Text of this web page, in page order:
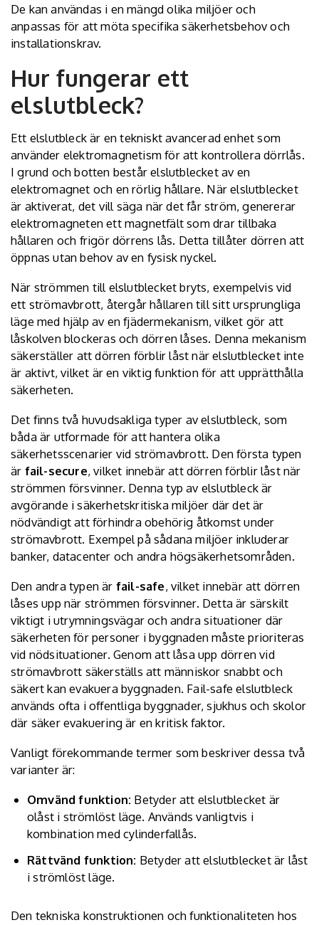
De kan användas i en mängd olika miljöer och
anpassas för att möta specifika säkerhetsbehov och
installationskrav.
Hur fungerar ett
elslutbleck?
Ett elslutbleck är en tekniskt avancerad enhet som
använder elektromagnetism för att kontrollera dörrlås.
I grund och botten består elslutblecket av en
elektromagnet och en rörlig hållare. När elslutblecket
är aktiverat, det vill säga när det får ström, genererar
elektromagneten ett magnetfält som drar tillbaka
hållaren och frigör dörrens lås. Detta tillåter dörren att
öppnas utan behov av en fysisk nyckel.
När strömmen till elslutblecket bryts, exempelvis vid
ett strömavbrott, återgår hållaren till sitt ursprungliga
läge med hjälp av en fjädermekanism, vilket gör att
låskolven blockeras och dörren låses. Denna mekanism
säkerställer att dörren förblir låst när elslutblecket inte
är aktivt, vilket är en viktig funktion för att upprätthålla
säkerheten.
Det finns två huvudsakliga typer av elslutbleck, som
båda är utformade för att hantera olika
säkerhetsscenarier vid strömavbrott. Den första typen
är fail-secure, vilket innebär att dörren förblir låst när
strömmen försvinner. Denna typ av elslutbleck är
avgörande i säkerhetskritiska miljöer där det är
nödvändigt att förhindra obehörig åtkomst under
strömavbrott. Exempel på sådana miljöer inkluderar
banker, datacenter och andra högsäkerhetsområden.
Den andra typen är fail-safe, vilket innebär att dörren
låses upp när strömmen försvinner. Detta är särskilt
viktigt i utrymningsvägar och andra situationer där
säkerheten för personer i byggnaden måste prioriteras
vid nödsituationer. Genom att låsa upp dörren vid
strömavbrott säkerställs att människor snabbt och
säkert kan evakuera byggnaden. Fail-safe elslutbleck
används ofta i offentliga byggnader, sjukhus och skolor
där säker evakuering är en kritisk faktor.
Vanligt förekommande termer som beskriver dessa två
varianter är:
Omvänd funktion: Betyder att elslutblecket är
olåst i strömlöst läge. Används vanligtvis i
kombination med cylinderfallås.
Rättvänd funktion: Betyder att elslutblecket är låst
i strömlöst läge.
Den tekniska konstruktionen och funktionaliteten hos